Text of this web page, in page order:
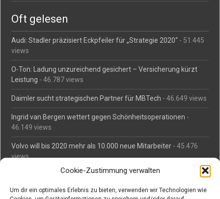
Cookie-Zustimmung verwalten
Um dir ein optimales Erlebnis zu bieten, verwenden wir Technologien wie
Oft gelesen
Audi: Stadler präzisiert Eckpfeiler für „Strategie 2020“ - 51.445
views
O-Ton: Ladung unzureichend gesichert – Versicherung kürzt
Leistung - 46.787 views
Daimler sucht strategischen Partner für MBTech - 46.649 views
Ingrid van Bergen wettert gegen Schönheitsoperationen -
46.149 views
Volvo will bis 2020 mehr als 10.000 neue Mitarbeiter - 45.476
views
Mäßiges Interesse an Daimlers MBtech- 44.700 views
O-Ton: Wer muss Schaden für abgedriftete Silvesterraketen